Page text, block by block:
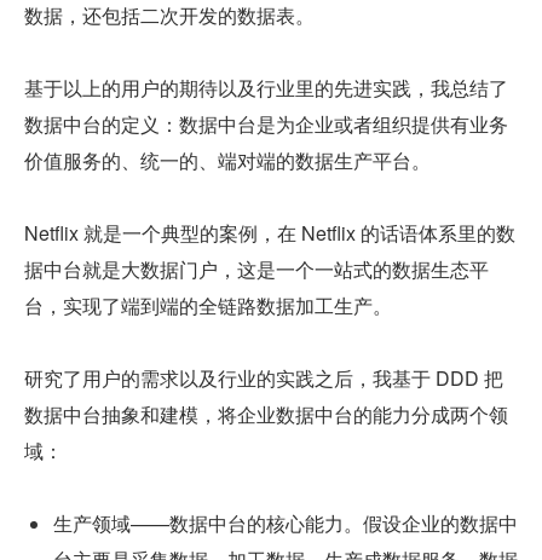
数据，还包括二次开发的数据表。
基于以上的用户的期待以及行业里的先进实践，我总结了
数据中台的定义：数据中台是为企业或者组织提供有业务
价值服务的、统一的、端对端的数据生产平台。
Netflix 就是一个典型的案例，在 Netflix 的话语体系里的数
据中台就是大数据门户，这是一个一站式的数据生态平
台，实现了端到端的全链路数据加工生产。
研究了用户的需求以及行业的实践之后，我基于 DDD 把
数据中台抽象和建模，将企业数据中台的能力分成两个领
域：
生产领域——数据中台的核心能力。假设企业的数据中